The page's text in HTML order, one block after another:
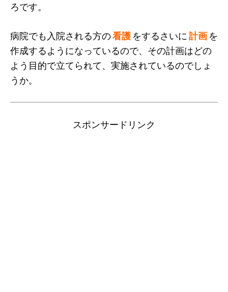
ろです。
病院でも入院される方の看護 をするさいに 計画 を
作成するようになっているので、その計画はどの
よう目的で立てられて、実施されているのでしょ
うか。
スポンサードリンク